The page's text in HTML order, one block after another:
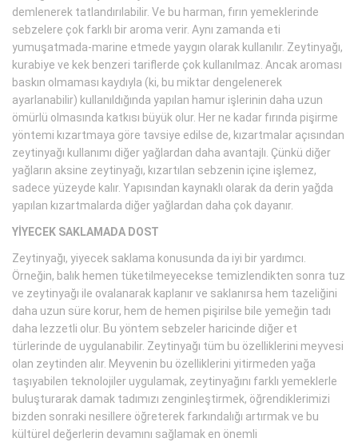
demlenerek tatlandırılabilir. Ve bu harman, fırın yemeklerinde
sebzelere çok farklı bir aroma verir. Aynı zamanda eti
yumuşatmada-marine etmede yaygın olarak kullanılır. Zeytinyağı,
kurabiye ve kek benzeri tariflerde çok kullanılmaz. Ancak aroması
baskın olmaması kaydıyla (ki, bu miktar dengelenerek
ayarlanabilir) kullanıldığında yapılan hamur işlerinin daha uzun
ömürlü olmasında katkısı büyük olur. Her ne kadar fırında pişirme
yöntemi kızartmaya göre tavsiye edilse de, kızartmalar açısından
zeytinyağı kullanımı diğer yağlardan daha avantajlı. Çünkü diğer
yağların aksine zeytinyağı, kızartılan sebzenin içine işlemez,
sadece yüzeyde kalır. Yapısından kaynaklı olarak da derin yağda
yapılan kızartmalarda diğer yağlardan daha çok dayanır.
YİYECEK SAKLAMADA DOST
Zeytinyağı, yiyecek saklama konusunda da iyi bir yardımcı.
Örneğin, balık hemen tüketilmeyecekse temizlendikten sonra tuz
ve zeytinyağı ile ovalanarak kaplanır ve saklanırsa hem tazeliğini
daha uzun süre korur, hem de hemen pişirilse bile yemeğin tadı
daha lezzetli olur. Bu yöntem sebzeler haricinde diğer et
türlerinde de uygulanabilir. Zeytinyağı tüm bu özelliklerini meyvesi
olan zeytinden alır. Meyvenin bu özelliklerini yitirmeden yağa
taşıyabilen teknolojiler uygulamak, zeytinyağını farklı yemeklerle
buluşturarak damak tadımızı zenginleştirmek, öğrendiklerimizi
bizden sonraki nesillere öğreterek farkındalığı artırmak ve bu
kültürel değerlerin devamını sağlamak en önemli